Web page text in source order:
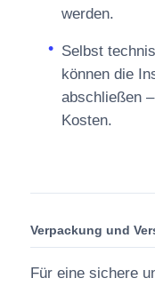
werden.
Selbst
können die
abschließen
Kosten.
Verpackung und
Für eine sichere